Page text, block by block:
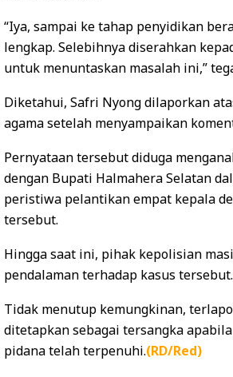
“Iya, sampai ke tahap penyidikan
lengkap. Selebihnya diserahkan
untuk menuntaskan masalah ini,”
Diketahui, Safri Nyong dilaporkan
agama setelah menyampaikan
Pernyataan tersebut diduga
dengan Bupati Halmahera Selatan
peristiwa pelantikan empat kepala
tersebut.
Hingga saat ini, pihak kepolisian
pendalaman terhadap kasus tersebut.
Tidak menutup kemungkinan,
ditetapkan sebagai tersangka
pidana telah terpenuhi.(RD/Red)